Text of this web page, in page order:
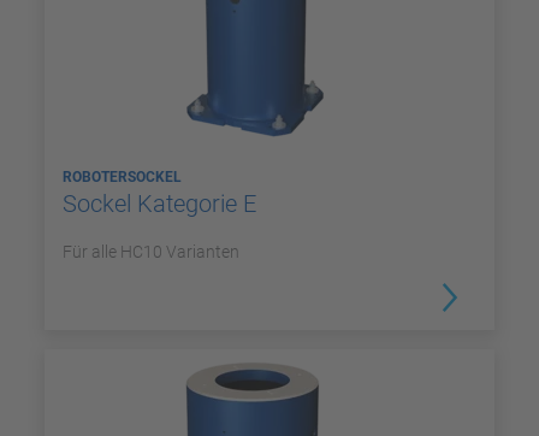
ROBOTERSOCKEL
Sockel Kategorie E
Für alle HC10 Varianten